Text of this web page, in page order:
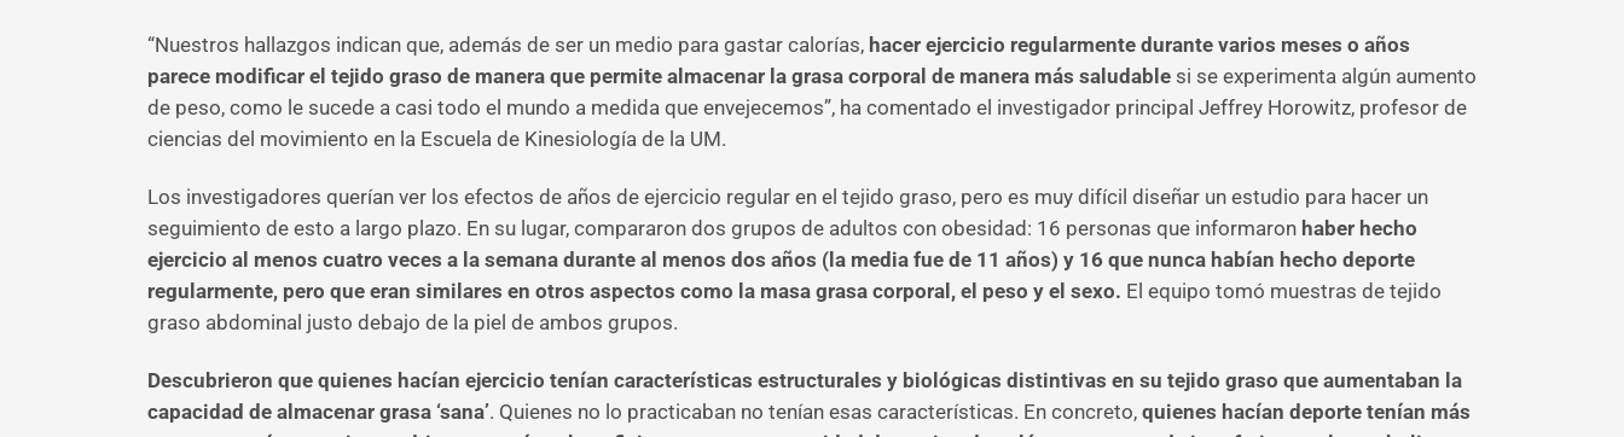
“Nuestros hallazgos indican que, además de ser un medio para gastar calorías, hacer ejercicio regularmente durante varios meses o años
parece modificar el tejido graso de manera que permite almacenar la grasa corporal de manera más saludable si se experimenta algún aumento
de peso, como le sucede a casi todo el mundo a medida que envejecemos”, ha comentado el investigador principal Jeffrey Horowitz, profesor de
ciencias del movimiento en la Escuela de Kinesiología de la UM.
Los investigadores querían ver los efectos de años de ejercicio regular en el tejido graso, pero es muy difícil diseñar un estudio para hacer un
seguimiento de esto a largo plazo. En su lugar, compararon dos grupos de adultos con obesidad: 16 personas que informaron haber hecho
ejercicio al menos cuatro veces a la semana durante al menos dos años (la media fue de 11 años) y 16 que nunca habían hecho deporte
regularmente, pero que eran similares en otros aspectos como la masa grasa corporal, el peso y el sexo. El equipo tomó muestras de tejido
graso abdominal justo debajo de la piel de ambos grupos.
Descubrieron que quienes hacían ejercicio tenían características estructurales y biológicas distintivas en su tejido graso que aumentaban la
capacidad de almacenar grasa ‘sana’. Quienes no lo practicaban no tenían esas características. En concreto, quienes hacían deporte tenían más